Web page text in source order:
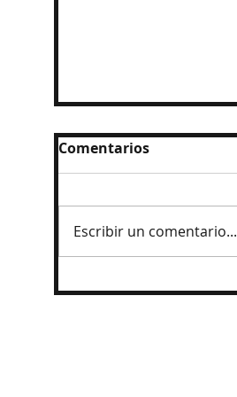
Comentarios
Escribir un comentario...